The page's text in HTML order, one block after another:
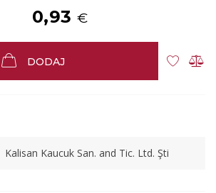
0,93 €
DODAJ
Kalisan Kaucuk San. and Tic. Ltd. Şti